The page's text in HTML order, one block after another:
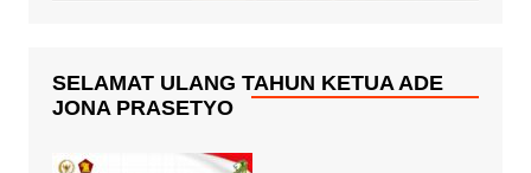
SELAMAT ULANG TAHUN KETUA ADE
JONA PRASETYO